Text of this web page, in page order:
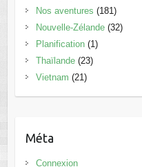
Nos aventures (181)
Nouvelle-Zélande(32)
Planification(1)
Thaïlande(23)
Vietnam (21)
Méta
Connexion